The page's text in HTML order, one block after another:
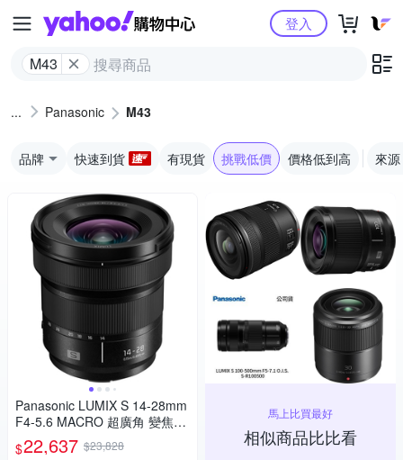
Yahoo購物中心
M43
登入
Panasonic M43
品牌 快速到貨 有現貨 挑戰低價 價格低到高 來源
Panasonic LUMIX S 14-28mm
F4-5.6 MACRO 超廣角 變焦鏡
頭 公司貨 S-R1428
$22,637 $23,828
馬上比買最好
相似商品比比看